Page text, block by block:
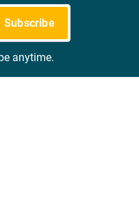
Subscribe
anytime.